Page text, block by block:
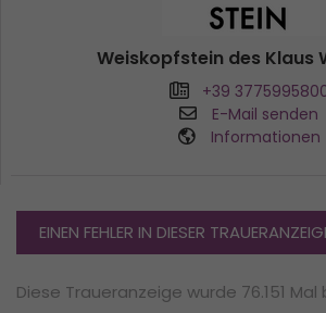
Weiskopfstein des Klaus
+39
E-Mail senden
Informationen
EINEN FEHLER IN DIESER
Diese Traueranzeige wurde 76.151